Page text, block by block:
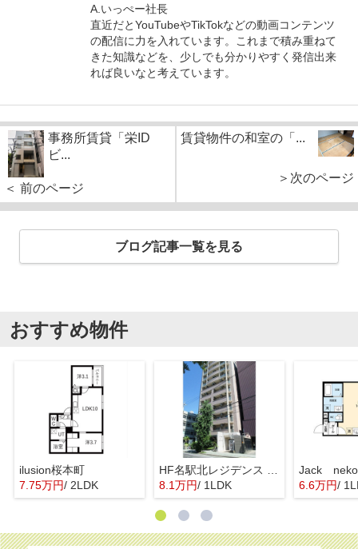
A.いっぺー社長
直近だとYouTubeやTikTokなどの動画コンテンツ
の配信に力を入れています。これまで積み重ねて
きた知識などを、少しでも分かりやすく発信出来
れば良いなと考えています。
事務所賃貸「栄ID
ビ...
＜ 前のページ
賃貸物件の和室の「...
＞次のページ
ブログ記事一覧を見る
おすすめ物件
ilusion桜本町
7.75万円/ 2LDK
8.1万円/ 1LDK 6.6万円/